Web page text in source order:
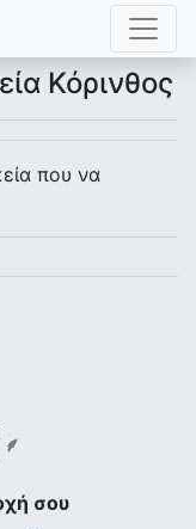
Κόρινθος
που να
σου